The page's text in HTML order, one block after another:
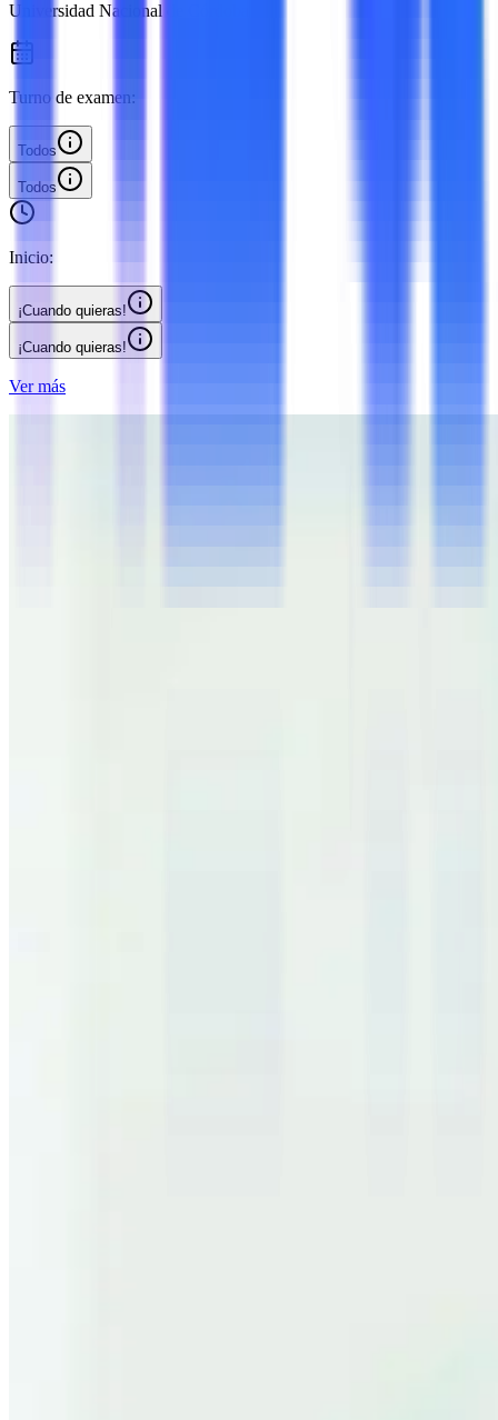
Universidad Nacional de Córdoba
Turno de examen:
Todos
Todos
Inicio:
¡Cuando quieras!
¡Cuando quieras!
Ver más